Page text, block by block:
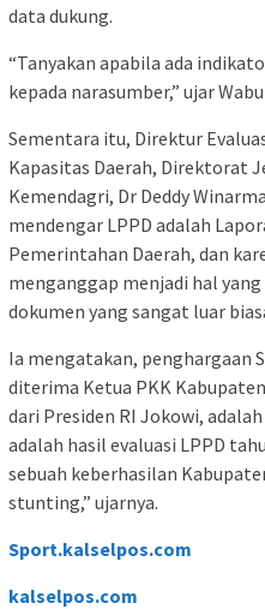
data dukung.
“Tanyakan apabila ada
kepada narasumber,” ujar
Sementara itu, Direktur
Kapasitas Daerah, Direktorat
Kemendagri, Dr Deddy
mendengar LPPD adalah
Pemerintahan Daerah, dan
menganggap menjadi hal yang
dokumen yang sangat luar
Ia mengatakan, penghargaan
diterima Ketua PKK
dari Presiden RI Jokowi,
adalah hasil evaluasi LPPD
sebuah keberhasilan
stunting,” ujarnya.
Sport.kalselpos.com
kalselpos.com